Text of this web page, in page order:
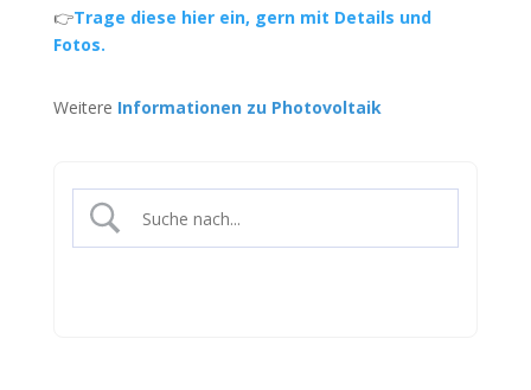
👉Trage diese hier ein, gern mit Details und
Fotos.
Weitere Informationen zu Photovoltaik